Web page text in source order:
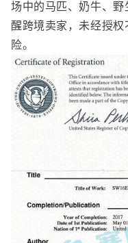
场中的马匹、奶牛、
醒跨境卖家，未经授
险。